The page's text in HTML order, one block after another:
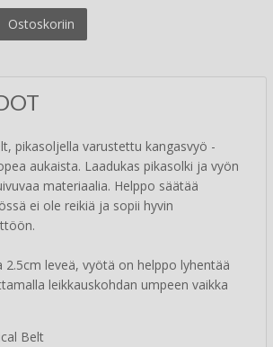
Ostoskoriin
pikasoljella varustettu kangasvyö -
aukaista. Laadukas pikasolki ja vyön
materiaalia. Helppo säätää
ei ole reikiä ja sopii hyvin
2.5cm leveä, vyötä on helppo lyhentää
leikkauskohdan umpeen vaikka
Belt